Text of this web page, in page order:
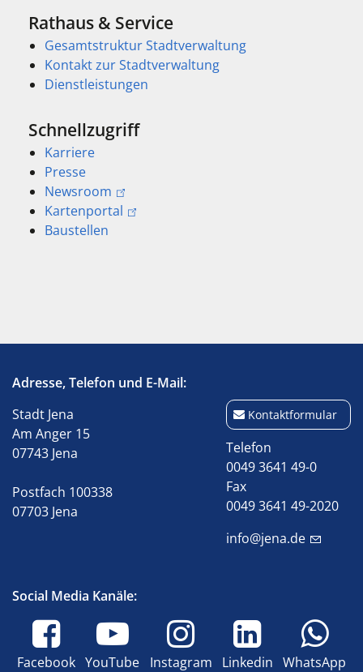
Rathaus & Service
Gesamtstruktur Stadtverwaltung
Kontakt zur Stadtverwaltung
Dienstleistungen
Schnellzugriff
Karriere
Presse
Newsroom
Kartenportal
Baustellen
Adresse, Telefon und E-Mail:
Stadt Jena
Am Anger 15
07743 Jena
Postfach 100338
07703 Jena
Kontaktformular
Telefon
0049 3641 49-0
Fax
0049 3641 49-2020
info@jena.de
Social Media Kanäle:
Facebook YouTube Instagram Linkedin WhatsApp